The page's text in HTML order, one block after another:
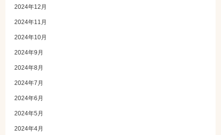
2024年12月
2024年11月
2024年10月
2024年9月
2024年8月
2024年7月
2024年6月
2024年5月
2024年4月